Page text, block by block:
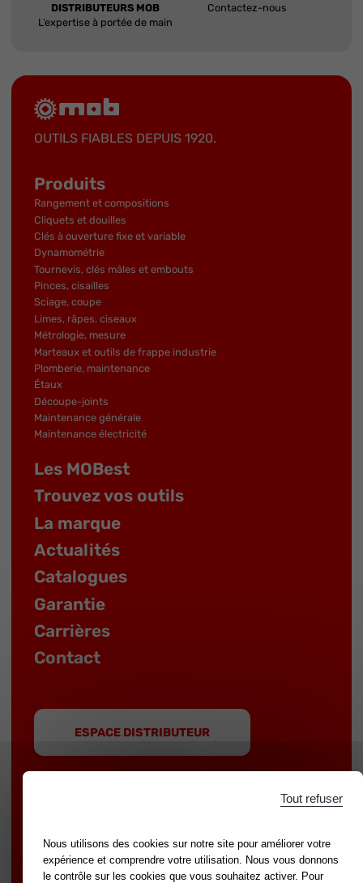
DISTRIBUTEURS MOB
L’expertise à portée de main
Contactez-nous
OUTILS FIABLES DEPUIS 1920.
Produits
Rangement et compositions
Cliquets et douilles
Clés à ouverture fixe et variable
Dynamométrie
Tournevis, clés mâles et embouts
Pinces, cisailles
Sciage, coupe
Limes, râpes, ciseaux
Métrologie, mesure
Marteaux et outils de frappe industrie
Plomberie, maintenance
Étaux
Découpe-joints
Maintenance générale
Maintenance électricité
Les MOBest
Trouvez vos outils
La marque
Actualités
Catalogues
Garantie
Carrières
Contact
ESPACE DISTRIBUTEUR
MOB est une marque du groupeNOVALIA|
Marques partenaires :mondelin.fr-leborgne.fr
Nous utilisons des cookies sur notre site pour améliorer votre
expérience et comprendre votre utilisation. Nous vous donnons
le contrôle sur les cookies que vous souhaitez activer. Pour
Tout refuser